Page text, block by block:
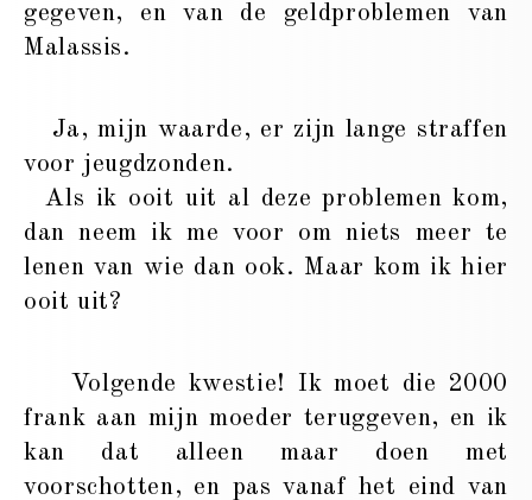
gegeven, en van de geldproblemen van
Malassis.
Ja, mijn waarde, er zijn lange straffen
voor jeugdzonden.
Als ik ooit uit al deze problemen kom,
dan neem ik me voor om niets meer te
lenen van wie dan ook. Maar kom ik hier
ooit uit?
Volgende kwestie! Ik moet die 2000
frank aan mijn moeder teruggeven, en ik
kan dat alleen maar doen met
voorschotten, en pas vanaf het eind van